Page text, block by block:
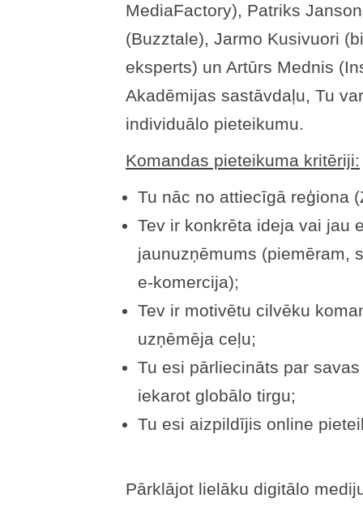
MediaFactory), Patriks
(Buzztale), Jarmo Kusivuori
eksperts) un Artūrs Mednis
Akadēmijas sastāvdaļu, Tu
individuālo pieteikumu.
Komandas pieteikuma kritēriji:
Tu nāc no attiecīgā reģiona
Tev ir konkrēta ideja vai jau
jaunuzņēmums (piemēram,
e-komercija);
Tev ir motivētu cilvēku
uzņēmēja ceļu;
Tu esi pārliecināts par
iekarot globālo tirgu;
Tu esi aizpildījis online
Pārklājot lielāku digitālo